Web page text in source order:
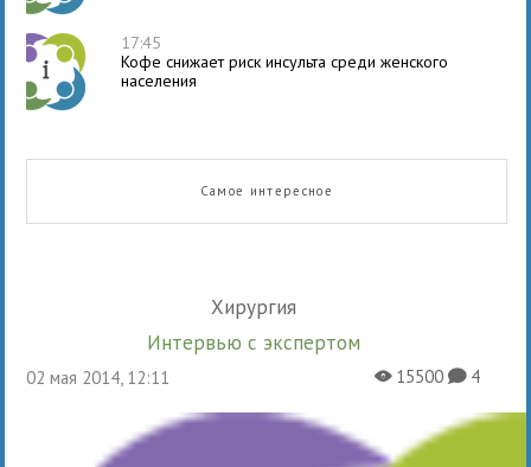
17:45
Кофе снижает риск инсульта среди женского
населения
Самое интересное
Хирургия
Интервью с экспертом
02 мая 2014, 12:11 X15500K4